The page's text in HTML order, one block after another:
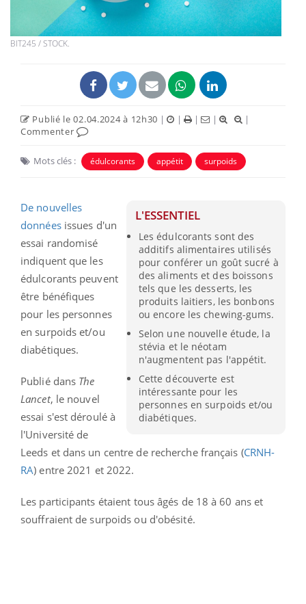
BIT245 / STOCK.
Publié le 02.04.2024 à 12h30 | | | |
|
Commenter
Mots clés : édulcorants appétit surpoids
L'ESSENTIEL
Les édulcorants sont des
additifs alimentaires utilisés
pour conférer un goût sucré à
des aliments et des boissons
tels que les desserts, les
produits laitiers, les bonbons
ou encore les chewing-gums.
Selon une nouvelle étude, la
stévia et le néotam
n'augmentent pas l'appétit.
Cette découverte est
intéressante pour les
personnes en surpoids et/ou
diabétiques.
De nouvelles
donnéesissues d'un
essai randomisé
indiquent que les
édulcorants peuvent
être bénéfiques
pour les personnes
en surpoids et/ou
diabétiques.
Publié dans The
Lancet, le nouvel
essai s'est déroulé à
l'Université de
Leeds et dans un centre de recherche français (CRNH-
RA) entre 2021 et 2022.
Les participants étaient tous âgés de 18 à 60 ans et
souffraient de surpoids ou d'obésité.